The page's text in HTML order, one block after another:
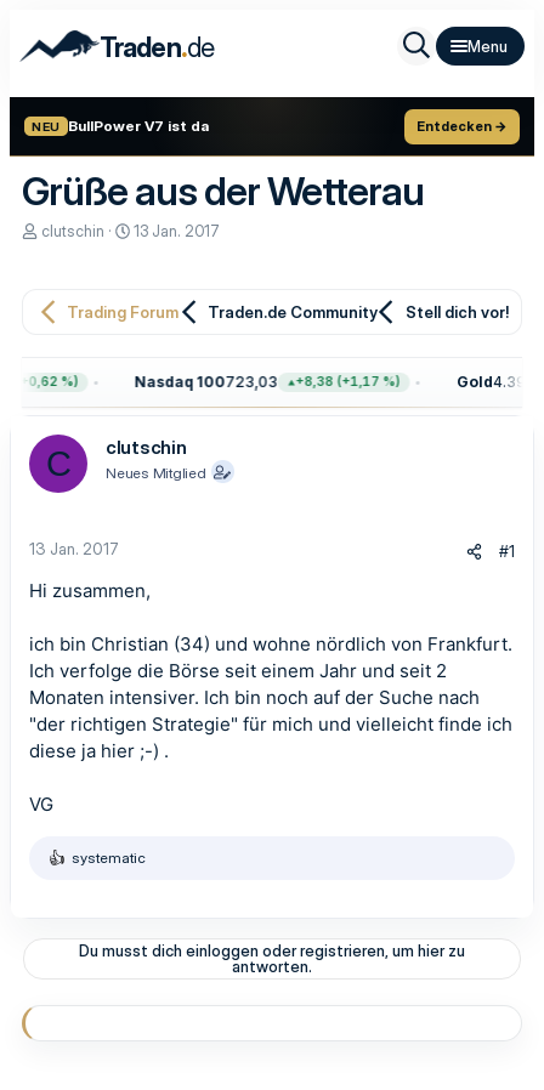
Traden.de
NEU BullPower V7 ist da Entdecken →
Grüße aus der Wetterau
E
e
r
clutschin
E
e
a
m
13 Jan. 2017
Trading Forum Traden.de Community Stell dich vor!
(+0,62 %) Nasdaq 100723,03 +8,38 (+1,17 %) Gold
C clutschin
Neues Mitglied
13 Jan. 2017 #1
Hi zusammen,
ich bin Christian (34) und wohne nördlich von Frankfurt.
Ich verfolge die Börse seit einem Jahr und seit 2
Monaten intensiver. Ich bin noch auf der Suche nach
"der richtigen Strategie" für mich und vielleicht finde ich
diese ja hier ;-) .
VG
R
t
o
n
n
systematic
Du musst dich einloggen oder registrieren, um hier zu
antworten.